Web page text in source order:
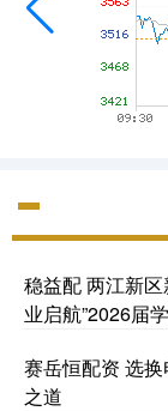
稳益配 两江新
业启航”2026届
赛岳恒配资 选
之道